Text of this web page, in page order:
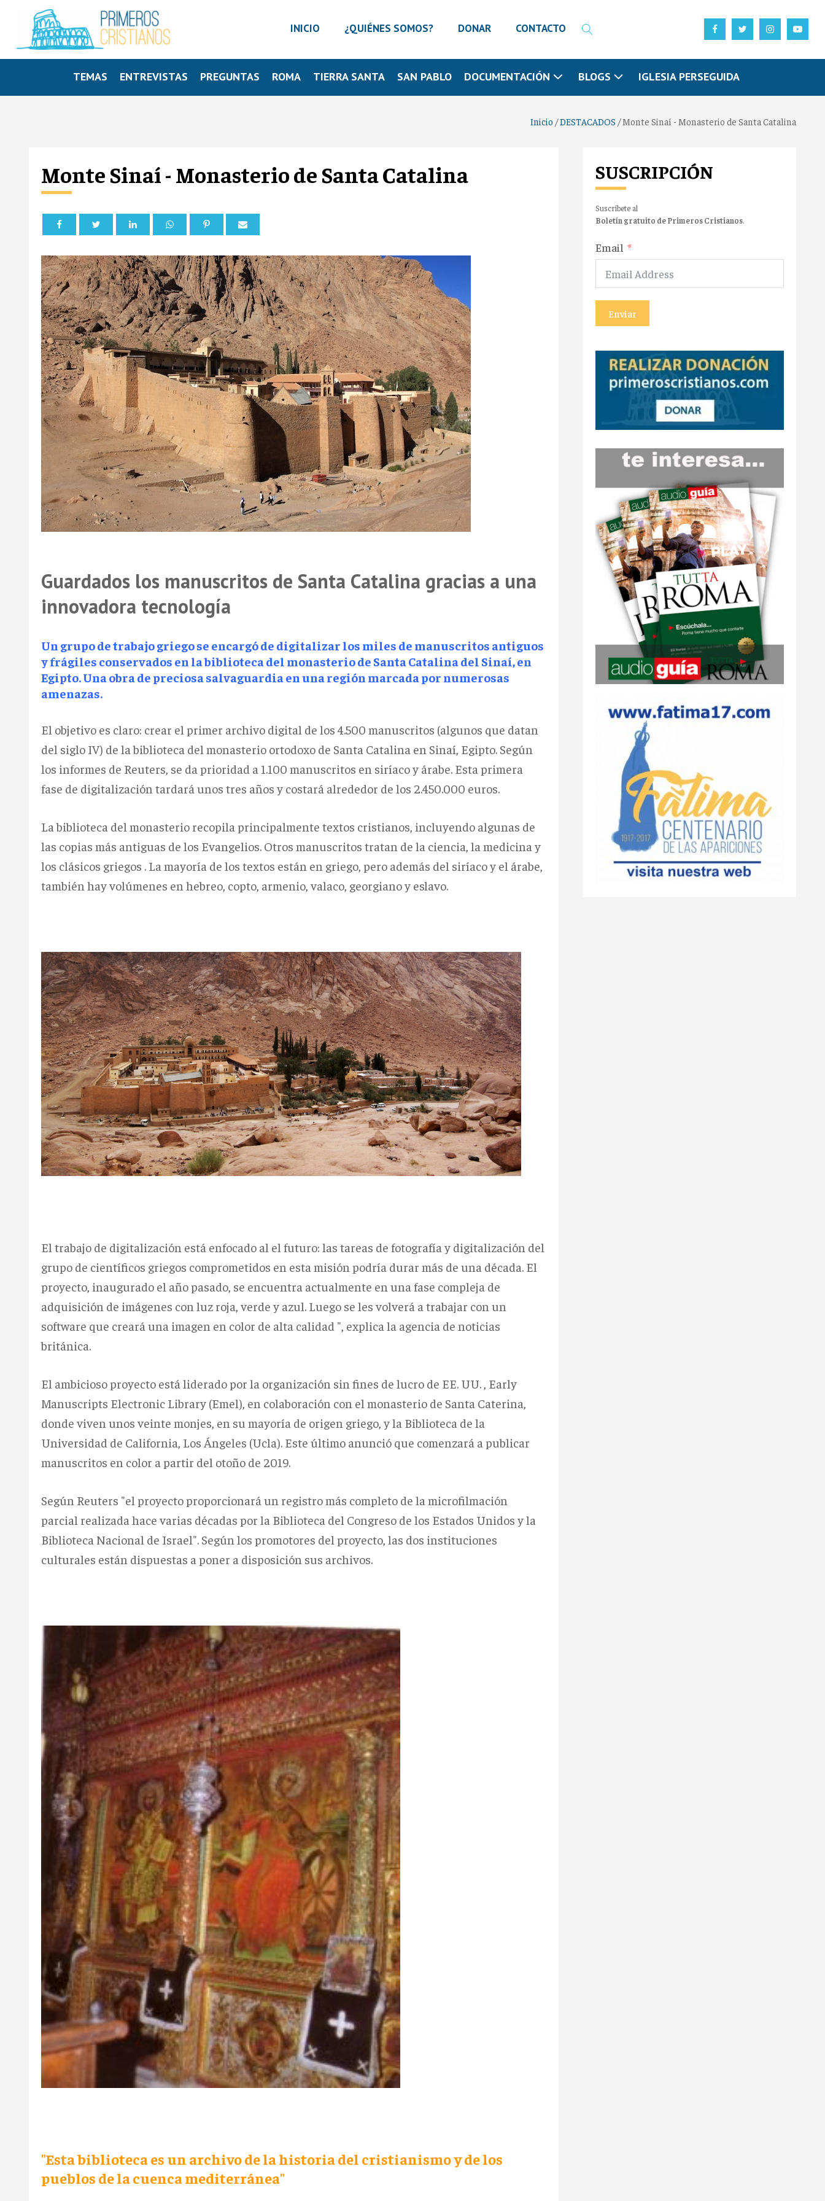
INICIO ¿QUIÉNES SOMOS? DONAR CONTACTO
TEMAS ENTREVISTAS PREGUNTAS ROMA TIERRA SANTA SAN PABLO DOCUMENTACIÓN BLOGS IGLESIA PERSEGUIDA
Inicio /DESTACADOS /Monte Sinaí - Monasterio de Santa Catalina
Monte Sinaí - Monasterio de Santa Catalina
Guardados los manuscritos de Santa Catalina gracias a una
innovadora tecnología
Un grupo de trabajo griego se encargó de digitalizar los miles de manuscritos antiguos
y frágiles conservados en la biblioteca del monasterio de Santa Catalina del Sinaí, en
Egipto. Una obra de preciosa salvaguardia en una región marcada por numerosas
amenazas.
El objetivo es claro: crear el primer archivo digital de los 4.500 manuscritos (algunos que datan
del siglo IV) de la biblioteca del monasterio ortodoxo de Santa Catalina en Sinaí, Egipto. Según
los informes de Reuters, se da prioridad a 1.100 manuscritos en siríaco y árabe. Esta primera
fase de digitalización tardará unos tres años y costará alrededor de los 2.450.000 euros.
La biblioteca del monasterio recopila principalmente textos cristianos, incluyendo algunas de
las copias más antiguas de los Evangelios. Otros manuscritos tratan de la ciencia, la medicina y
los clásicos griegos . La mayoría de los textos están en griego, pero además del siríaco y el árabe,
también hay volúmenes en hebreo, copto, armenio, valaco, georgiano y eslavo.
El trabajo de digitalización está enfocado al el futuro: las tareas de fotografía y digitalización del
grupo de científicos griegos comprometidos en esta misión podría durar más de una década. El
proyecto, inaugurado el año pasado, se encuentra actualmente en una fase compleja de
adquisición de imágenes con luz roja, verde y azul. Luego se les volverá a trabajar con un
software que creará una imagen en color de alta calidad ", explica la agencia de noticias
británica.
El ambicioso proyecto está liderado por la organización sin fines de lucro de EE. UU. , Early
Manuscripts Electronic Library (Emel), en colaboración con el monasterio de Santa Caterina,
donde viven unos veinte monjes, en su mayoría de origen griego, y la Biblioteca de la
Universidad de California, Los Ángeles (Ucla). Este último anunció que comenzará a publicar
manuscritos en color a partir del otoño de 2019.
Según Reuters "el proyecto proporcionará un registro más completo de la microfilmación
parcial realizada hace varias décadas por la Biblioteca del Congreso de los Estados Unidos y la
Biblioteca Nacional de Israel". Según los promotores del proyecto, las dos instituciones
culturales están dispuestas a poner a disposición sus archivos.
"Esta biblioteca es un archivo de la historia del cristianismo y de los
pueblos de la cuenca mediterránea"
SUSCRIPCIÓN
Suscríbete al
Boletín gratuito de Primeros Cristianos.
Email
Enviar